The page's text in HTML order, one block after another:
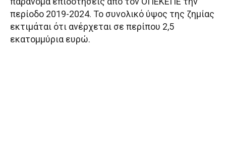
περίοδο 2019-2024. Το συνολικό ύψος της ζημίας
εκτιμάται ότι ανέρχεται σε περίπου 2,5
εκατομμύρια ευρώ.